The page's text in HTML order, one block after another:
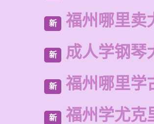
新 福州哪里卖
新 成人学钢琴
新 福州哪里学
新 福州学尤克